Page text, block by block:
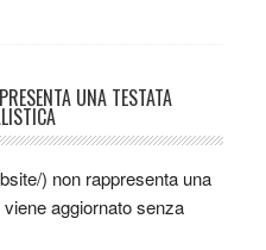
UNA TESTATA
) non rappresenta una
aggiornato senza